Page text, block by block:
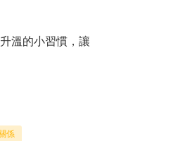
溫的小習慣，讓
係